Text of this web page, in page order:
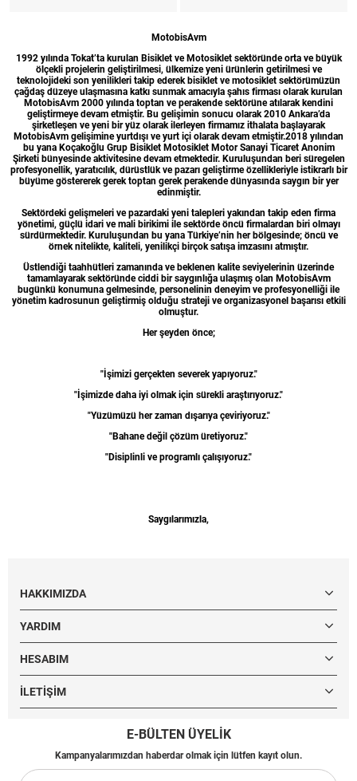
MotobisAvm
1992 yılında Tokat’ta kurulan Bisiklet ve Motosiklet sektöründe orta ve büyük
ölçekli projelerin geliştirilmesi, ülkemize yeni ürünlerin getirilmesi ve
teknolojideki son yenilikleri takip ederek bisiklet ve motosiklet sektörümüzün
çağdaş düzeye ulaşmasına katkı sunmak amacıyla şahıs firması olarak kurulan
MotobisAvm 2000 yılında toptan ve perakende sektörüne atılarak kendini
geliştirmeye devam etmiştir. Bu gelişimin sonucu olarak 2010 Ankara’da
şirketleşen ve yeni bir yüz olarak ilerleyen firmamız ithalata başlayarak
MotobisAvm gelişimine yurtdışı ve yurt içi olarak devam etmiştir.2018 yılından
bu yana Koçakoğlu Grup Bisiklet Motosiklet Motor Sanayi Ticaret Anonim
Şirketi bünyesinde aktivitesine devam etmektedir. Kuruluşundan beri süregelen
profesyonellik, yaratıcılık, dürüstlük ve pazarı geliştirme özellikleriyle istikrarlı bir
büyüme göstererek gerek toptan gerek perakende dünyasında saygın bir yer
edinmiştir.
Sektördeki gelişmeleri ve pazardaki yeni talepleri yakından takip eden firma
yönetimi, güçlü idari ve mali birikimi ile sektörde öncü firmalardan biri olmayı
sürdürmektedir. Kuruluşundan bu yana Türkiye’nin her bölgesinde; öncü ve
örnek nitelikte, kaliteli, yenilikçi birçok satışa imzasını atmıştır.
Üstlendiği taahhütleri zamanında ve beklenen kalite seviyelerinin üzerinde
tamamlayarak sektöründe ciddi bir saygınlığa ulaşmış olan MotobisAvm
bugünkü konumuna gelmesinde, personelinin deneyim ve profesyonelliği ile
yönetim kadrosunun geliştirmiş olduğu strateji ve organizasyonel başarısı etkili
olmuştur.
Her şeyden önce;
"İşimizi gerçekten severek yapıyoruz."
"İşimizde daha iyi olmak için sürekli araştırıyoruz."
"Yüzümüzü her zaman dışarıya çeviriyoruz."
"Bahane değil çözüm üretiyoruz."
"Disiplinli ve programlı çalışıyoruz."
Saygılarımızla,
HAKKIMIZDA
YARDIM
HESABIM
İLETIŞIM
E-BÜLTEN ÜYELİK
Kampanyalarımızdan haberdar olmak için lütfen kayıt olun.